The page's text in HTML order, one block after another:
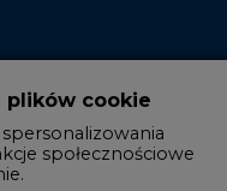
plików cookie
społecznościowe